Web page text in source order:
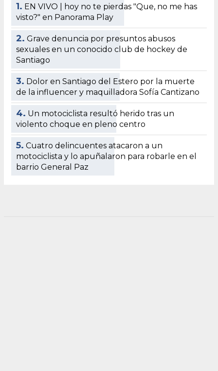
1. EN VIVO | hoy no te pierdas "Que, no me has
visto?" en Panorama Play
2. Grave denuncia por presuntos abusos
sexuales en un conocido club de hockey de
Santiago
3. Dolor en Santiago del Estero por la muerte
de la influencer y maquilladora Sofía Cantizano
4. Un motociclista resultó herido tras un
violento choque en pleno centro
5. Cuatro delincuentes atacaron a un
motociclista y lo apuñalaron para robarle en el
barrio General Paz